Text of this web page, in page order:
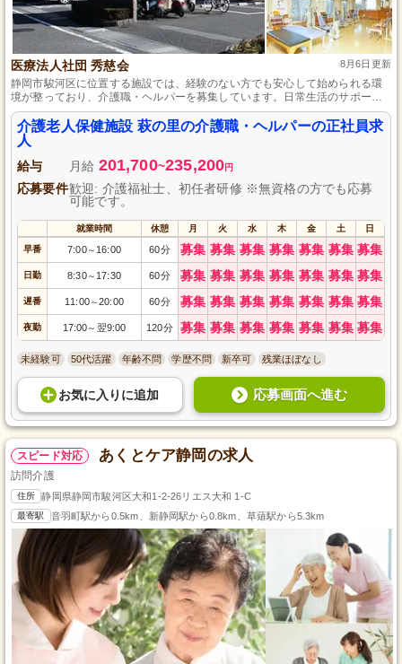
医療法人社団 秀慈会 8月6日更新
静岡市駿河区に位置する施設では、経験のない方でも安心して始められる環
境が整っており、介護職・ヘルパーを募集しています。日常生活のサポート
を通して、利用者さまが自分らしい生活を送るお手伝いをします。また、0歳
からの保育園完備や育休制度が充実しているため、仕事と家庭生活の両立支
援が手厚い点も魅力です。
介護老人保健施設 萩の里の介護職・ヘルパーの正社員求
人
給与 月給 201,700~235,200円
応募要件歓迎: 介護福祉士、初任者研修 ※無資格の方でも応募
可能です。
就業時間 休憩 月 火 水 木 金 土 日
早番 7:00～ 16:00 60分 募集 募集 募集 募集 募集 募集 募集
日勤 8:30～ 17:30 60分 募集 募集 募集 募集 募集 募集 募集
遅番 11:00～20:00 60分 募集 募集 募集 募集 募集 募集 募集
夜勤 17:00～ 翌9:00 120分 募集 募集 募集 募集 募集 募集 募集
未経験可 50代活躍 年齢不問 学歴不問 新卒可 残業ほぼなし
お気に入り に追加 応募画面へ進む
スピード対応 あくとケア静岡の求人
訪問介護
住所 静岡県静岡市駿河区大和1-2-26リエス大和 1-C
最寄駅 音羽町駅から0.5km、新静岡駅から0.8km、草薙駅から5.3km